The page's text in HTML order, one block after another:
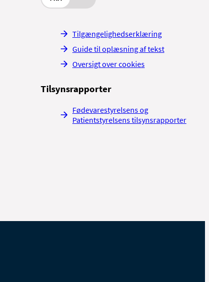
Tilgængelighedserklæring
Guide til oplæsning af tekst
Oversigt over cookies
Tilsynsrapporter
Fødevarestyrelsens og
Patientstyrelsens tilsynsrapporter